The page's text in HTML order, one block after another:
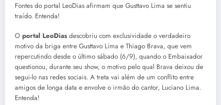
Fontes do portal LeoDias afirmam que Gusttavo Lima se sentiu
traído. Entenda!
O portal LeoDias descobriu com exclusividade o verdadeiro
motivo da briga entre Gusttavo Lima e Thiago Brava, que vem
repercutindo desde o último sábado (6/9), quando o Embaixador
questionou, durante seu show, o motivo pelo qual Brava deixou de
segui-lo nas redes sociais. A treta vai além de um conflito entre
amigos de longa data e envolve o irmão do cantor, Luciano Lima.
Entenda!